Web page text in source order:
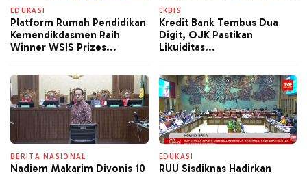
EDUKASI
Platform Rumah Pendidikan
Kemendikdasmen Raih
Winner WSIS Prizes...
EKBIS
Kredit Bank Tembus Dua
Digit, OJK Pastikan
Likuiditas...
BERITA NASIONAL
Nadiem Makarim Divonis 10
EDUKASI
RUU Sisdiknas Hadirkan